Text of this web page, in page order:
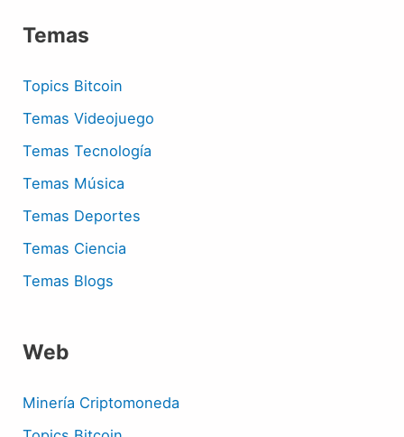
Temas
Topics Bitcoin
Temas Videojuego
Temas Tecnología
Temas Música
Temas Deportes
Temas Ciencia
Temas Blogs
Web
Minería Criptomoneda